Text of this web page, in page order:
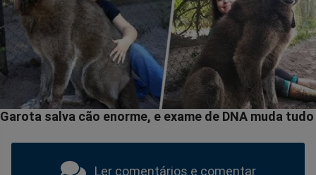
Ler comentários e comentar